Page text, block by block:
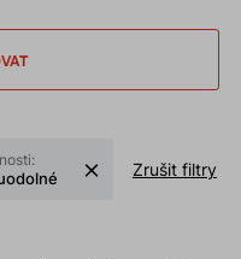
Zrušit filtry